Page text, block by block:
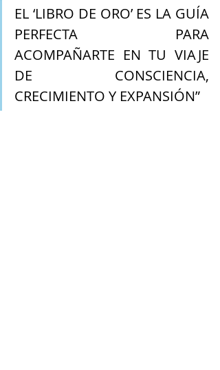
EL ‘LIBRO DE ORO’ ES LA GUÍA
PERFECTA PARA
ACOMPAÑARTE EN TU VIAJE
DE CONSCIENCIA,
CRECIMIENTO Y EXPANSIÓN”